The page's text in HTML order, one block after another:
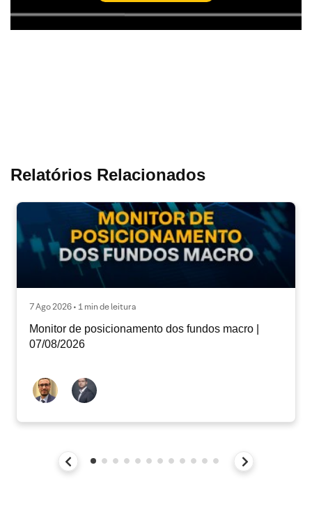
Relatórios Relacionados
7 Ago 2026 • 1 min de leitura
Monitor de posicionamento dos fundos macro |
07/08/2026